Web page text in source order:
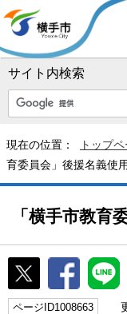
サイト内検索
現在の位置： トップ
育委員会」後援名義使
「横手市教育
ページID1008663 更